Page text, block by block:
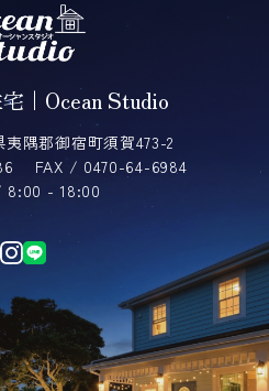
｜Ocean Studio
夷隅郡御宿町須賀473-2
FAX / 0470-64-6984
8:00 - 18:00